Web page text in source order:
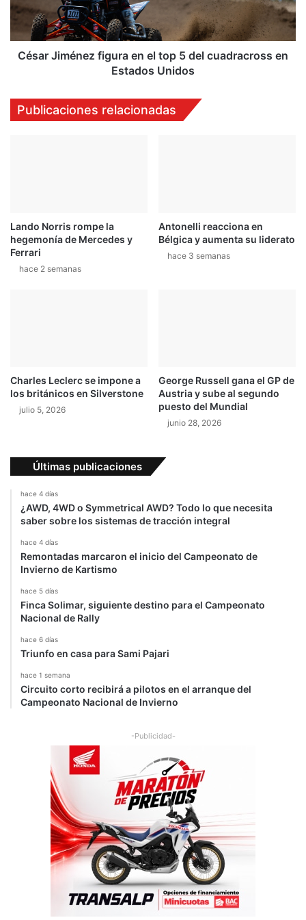
5
del
cuadracross
enCésar Jiménez figura en el top 5 del cuadracross en
Estados Unidos
Publicaciones relacionadas
Lando Norris rompe la
hegemonía de Mercedes y
Ferrari
hace 2 semanas
Antonelli reacciona en
Bélgica y aumenta su liderato
hace 3 semanas
Charles Leclerc se impone a
los británicos en Silverstone
julio 5, 2026
George Russell gana el GP de
Austria y sube al segundo
puesto del Mundial
junio 28, 2026
Últimas publicaciones
hace 4 días
¿AWD, 4WD o Symmetrical AWD? Todo lo que necesita
saber sobre los sistemas de tracción integral
hace 4 días
Remontadas marcaron el inicio del Campeonato de
Invierno de Kartismo
hace 5 días
Finca Solimar, siguiente destino para el Campeonato
Nacional de Rally
hace 6 días
Triunfo en casa para Sami Pajari
hace 1 semana
Circuito corto recibirá a pilotos en el arranque del
Campeonato Nacional de Invierno
-Publicidad-